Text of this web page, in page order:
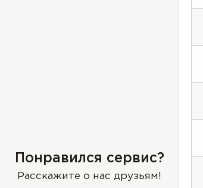
Понравился сервис?
Расскажите о нас друзьям!